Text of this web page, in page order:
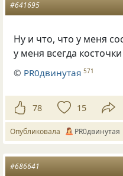
#641695
Ну и что, что у меня
у меня всегда
© PR0двинутая 571
78 15
Опубликовала PR0двинутая
#686641